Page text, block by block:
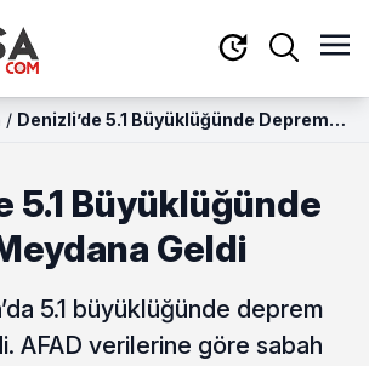
/ Denizli’de 5.1 Büyüklüğünde Deprem
5.1 Büyüklüğünde
Geldi
5.1 büyüklüğünde deprem
AFAD verilerine göre sabah